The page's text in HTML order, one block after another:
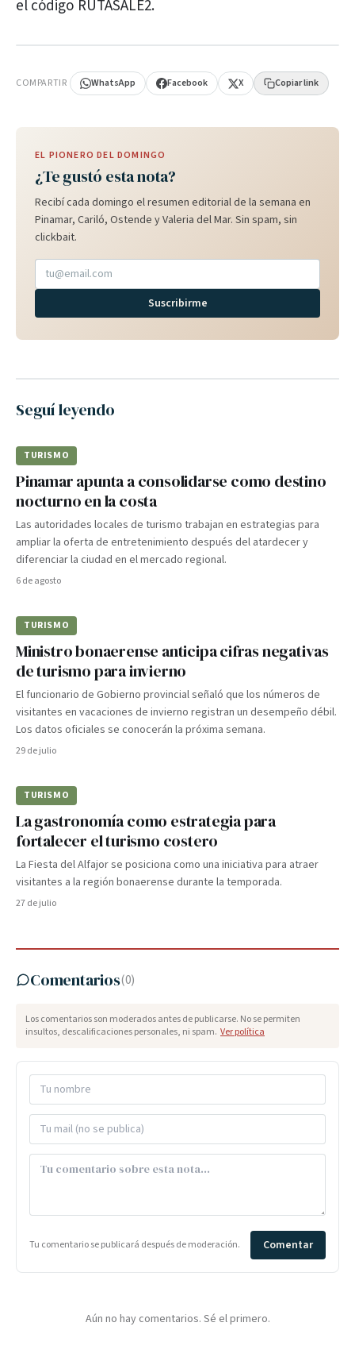
el código RUTASALE2.
COMPARTIR WhatsApp Facebook X Copiar link
EL PIONERO DEL DOMINGO
¿Te gustó esta nota?
Recibí cada domingo el resumen editorial de la semana en
Pinamar, Cariló, Ostende y Valeria del Mar. Sin spam, sin
clickbait.
Suscribirme
Seguí leyendo
TURISMO
Pinamar apunta a consolidarse como destino
nocturno en la costa
Las autoridades locales de turismo trabajan en estrategias para
ampliar la oferta de entretenimiento después del atardecer y
diferenciar la ciudad en el mercado regional.
6 de agosto
TURISMO
Ministro bonaerense anticipa cifras negativas
de turismo para invierno
El funcionario de Gobierno provincial señaló que los números de
visitantes en vacaciones de invierno registran un desempeño débil.
Los datos oficiales se conocerán la próxima semana.
29 de julio
TURISMO
La gastronomía como estrategia para
fortalecer el turismo costero
La Fiesta del Alfajor se posiciona como una iniciativa para atraer
visitantes a la región bonaerense durante la temporada.
27 de julio
Comentarios(0)
Los comentarios son moderados antes de publicarse. No se permiten
insultos, descalificaciones personales, ni spam. Ver política
Tu comentario se publicará después de moderación. Comentar
Aún no hay comentarios. Sé el primero.